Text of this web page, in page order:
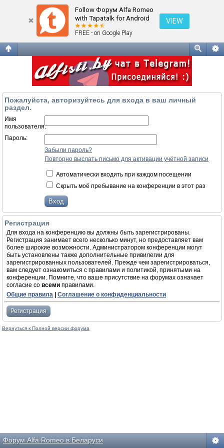
Follow Форум Alfa Romeo
with Tapatalk for Android
FREE - on Google Play
VIEW
Пожалуйста, авторизуйтесь для входа в ваш личный
раздел.
Имя
пользователя:
Пароль:
Забыли пароль?
Повторно выслать письмо для активации учётной записи
Автоматически входить при каждом посещении
Скрыть моё пребывание на конференции в этот раз
Регистрация
Для входа на конференцию вы должны быть зарегистрированы.
Регистрация занимает всего несколько минут, но предоставляет вам
более широкие возможности. Администратором конференции могут
быть установлены также дополнительные привилегии для
зарегистрированных пользователей. Прежде чем зарегистрироваться,
вам следует ознакомиться с правилами и политикой, принятыми на
конференции. Помните, что ваше присутствие на форумах означает
согласие со всеми правилами.
Общие правила
Соглашение о конфиденциальности
Регистрация
Вернуться к Полной версии форума
Форум Alfa Romeo в Беларуси